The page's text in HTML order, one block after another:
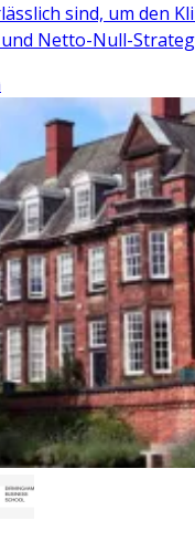
sind, um den
Netto-Null-